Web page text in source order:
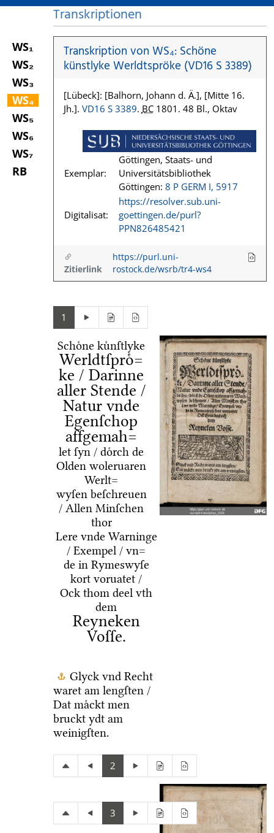
WS₁
WS₂
WS₃
WS₄
WS₅
WS₆
WS₇
RB
Transkriptionen
Transkription von WS₄: Schöne
künstlyke Werldtspröke (VD16 S 3389)
[Lübeck]: [Balhorn, Johann d. Ä.], [Mitte 16.
Jh.]. VD16 S 3389. BC1801. 48 Bl., Oktav
Exemplar:
Göttingen, Staats- und
Universitätsbibliothek
Göttingen: 8 P GERM I, 5917
Digitalisat:
https://resolver.sub.uni-
goettingen.de/purl?
PPN826485421
Zitierlink
https://purl.uni-
rostock.de/wsrb/tr4-ws4
1
Schoͤne kuͤnſtlyke
Werldtſproͤ=
ke / Darinne
aller Stende /
Natur vnde
Egenſchop
affgemah=
let ſyn / doͤrch de
Olden woleruaren
Werlt=
wyſen beſchreuen
/ Allen Minſchen
thor
Lere vnde Warninge
/ Exempel / vn=
de in Rymeswyſe
kort voruatet /
Ock thom deel vth
dem
Reyneken
Voſſe.
Glyck vnd Recht
waret am lengſten /
Dat maͤckt men
bruckt ydt am
weinigſten.
2
3